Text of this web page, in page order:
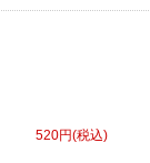
520円(税込)